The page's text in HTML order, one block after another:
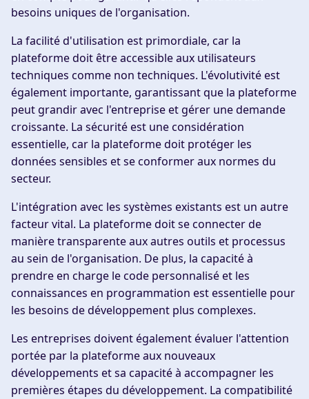
besoins uniques de l'organisation.
La facilité d'utilisation est primordiale, car la
plateforme doit être accessible aux utilisateurs
techniques comme non techniques. L'évolutivité est
également importante, garantissant que la plateforme
peut grandir avec l'entreprise et gérer une demande
croissante. La sécurité est une considération
essentielle, car la plateforme doit protéger les
données sensibles et se conformer aux normes du
secteur.
L'intégration avec les systèmes existants est un autre
facteur vital. La plateforme doit se connecter de
manière transparente aux autres outils et processus
au sein de l'organisation. De plus, la capacité à
prendre en charge le code personnalisé et les
connaissances en programmation est essentielle pour
les besoins de développement plus complexes.
Les entreprises doivent également évaluer l'attention
portée par la plateforme aux nouveaux
développements et sa capacité à accompagner les
premières étapes du développement. La compatibilité